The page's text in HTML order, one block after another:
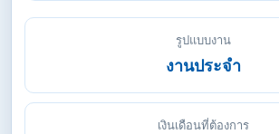
รูปแบบงาน
งานประจำ
เงินเดือนที่ต้องการ